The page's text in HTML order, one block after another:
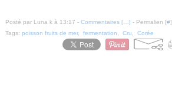
Posté par Luna k à 13:17 - Commentaires [ ] - Permalien [#]
Tags: poisson fruits de mer, fermentation Cru Corée